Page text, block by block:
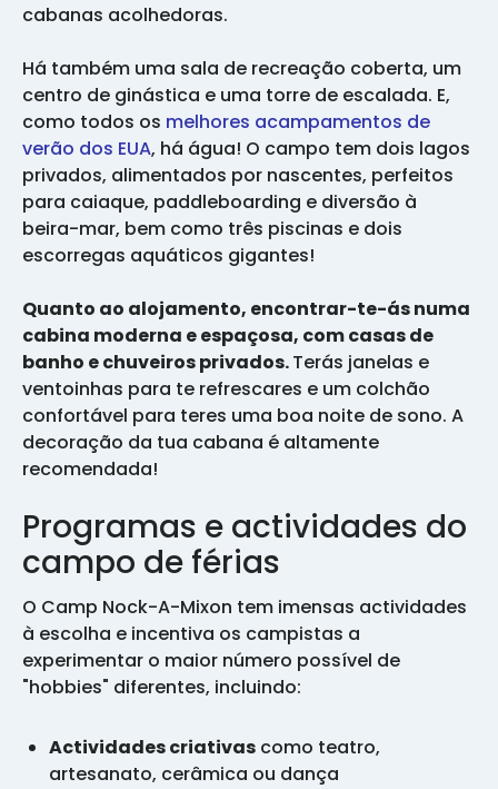
cabanas acolhedoras.
Há também uma sala de recreação coberta, um
centro de ginástica e uma torre de escalada. E,
como todos os melhores acampamentos de
verão dos EUA, há água! O campo tem dois lagos
privados, alimentados por nascentes, perfeitos
para caiaque, paddleboarding e diversão à
beira-mar, bem como três piscinas e dois
escorregas aquáticos gigantes!
Quanto ao alojamento, encontrar-te-ás numa
cabina moderna e espaçosa, com casas de
banho e chuveiros privados.Terás janelas e
ventoinhas para te refrescares e um colchão
confortável para teres uma boa noite de sono. A
decoração da tua cabana é altamente
recomendada!
Programas e actividades do
campo de férias
O Camp Nock-A-Mixon tem imensas actividades
à escolha e incentiva os campistas a
experimentar o maior número possível de
"hobbies" diferentes, incluindo:
Actividades criativas como teatro,
artesanato, cerâmica ou dança